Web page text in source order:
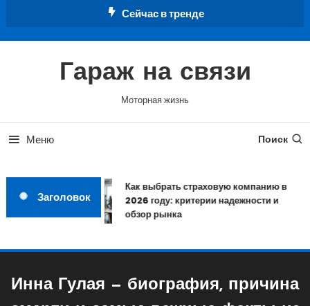
Сейчас в тренде
Гараж на связи
Моторная жизнь
Меню Поиск
Заголовок
Как выбрать страховую компанию в
2026 году: критерии надежности и
обзор рынка
Инна Гулая — биография, причина